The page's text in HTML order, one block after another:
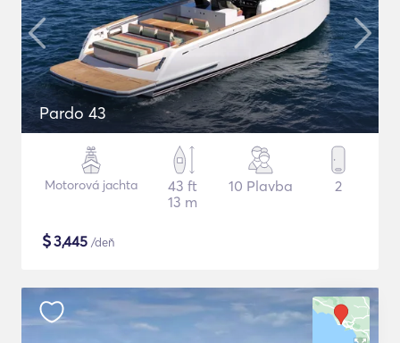
Pardo 43
Motorová jachta
43 ft
13 m
10 Plavba 2
$3,445 /deň